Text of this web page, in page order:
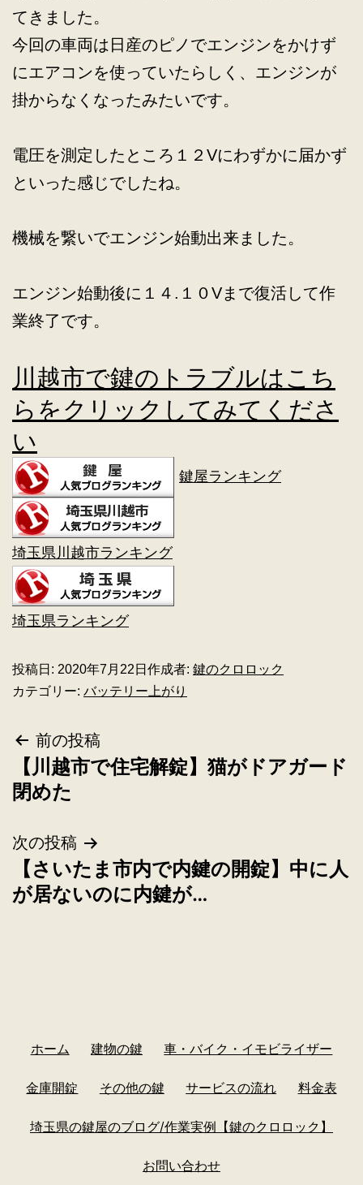
てきました。
今回の車両は日産のピノでエンジンをかけず
にエアコンを使っていたらしく、エンジンが
掛からなくなったみたいです。
電圧を測定したところ１２Vにわずかに届かず
といった感じでしたね。
機械を繋いでエンジン始動出来ました。
エンジン始動後に１４.１０Vまで復活して作
業終了です。
川越市で鍵のトラブルはこち
らをクリックしてみてくださ
い
鍵屋ランキング
埼玉県川越市ランキング
埼玉県ランキング
投稿日: 2020年7月22日 作成者: 鍵のクロロック
カテゴリー: バッテリー上がり
前の投稿
【川越市で住宅解錠】猫がドアガード
閉めた
次の投稿
【さいたま市内で内鍵の開錠】中に人
が居ないのに内鍵が…
ホーム 建物の鍵 車・バイク・イモビライザー
金庫開錠 その他の鍵 サービスの流れ 料金表
埼玉県の鍵屋のブログ/作業実例【鍵のクロロック】
お問い合わせ